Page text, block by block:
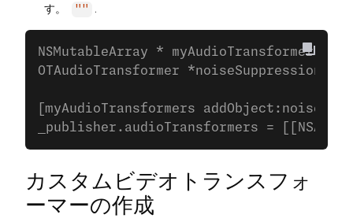
す。
"" .
NSMutableArray *
OTAudioTransformer *noiseSuppression
[myAudioTransformers
カスタムビデオトランスフォ
ーマーの作成